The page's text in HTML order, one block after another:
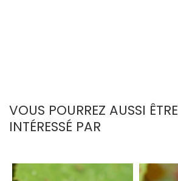
VOUS POURREZ AUSSI ÊTRE
INTÉRESSÉ PAR